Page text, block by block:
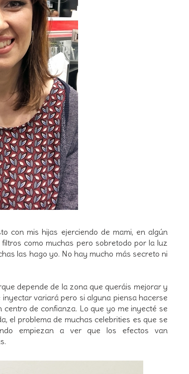
con mis hijas ejerciendo de mami, en algún
como muchas pero sobretodo por la luz
las hago yo. No hay mucho más secreto ni
depende de la zona que queráis mejorar y
variará pero si alguna piensa hacerse
de confianza. Lo que yo me inyecté se
el problema de muchas celebrities es que se
empiezan a ver que los efectos van